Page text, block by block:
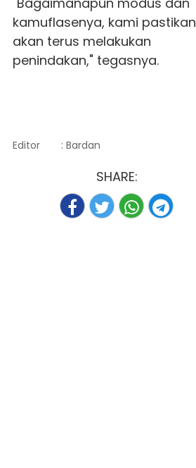
kamuflasenya, kami pastikan
akan terus melakukan
penindakan," tegasnya.
Editor : Bardan
SHARE: